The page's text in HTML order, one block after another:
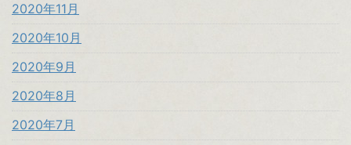
2020年11月
2020年10月
2020年9月
2020年8月
2020年7月